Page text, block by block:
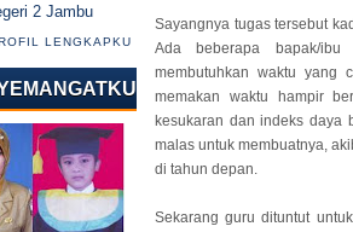
2 Jambu
LENGKAPKU
Sayangnya tugas tersebut
Ada beberapa bapak/ibu
membutuhkan waktu yang
memakan waktu hampir
kesukaran dan indeks daya
malas untuk membuatnya,
di tahun depan.
Sekarang guru dituntut